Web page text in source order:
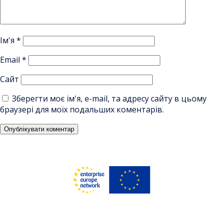
Ім'я *
Email *
Сайт
Зберегти моє ім'я, e-mail, та адресу сайту в цьому
браузері для моїх подальших коментарів.